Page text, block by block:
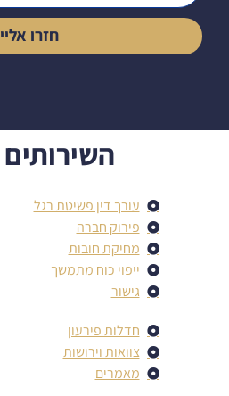
חזרו אליי
עורך דין פשיטת רגל
פירוק חברה
מחיקת חובות
ייפוי כוח מתמשך
גישור
חדלות פירעון
צוואות וירושות
מאמרים